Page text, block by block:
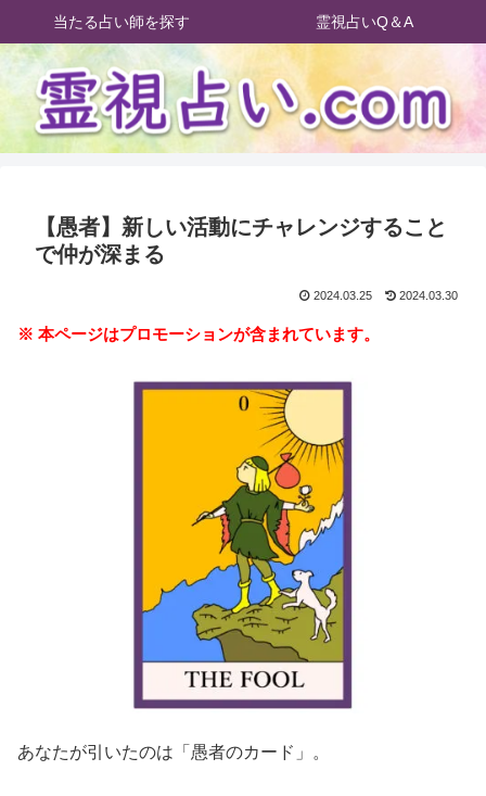
当たる占い師を探す 霊視占いQ＆A
【愚者】新しい活動にチャレンジすること
で仲が深まる
2024.03.25 2024.03.30
※ 本ページはプロモーションが含まれています。
あなたが引いたのは「愚者のカード」。